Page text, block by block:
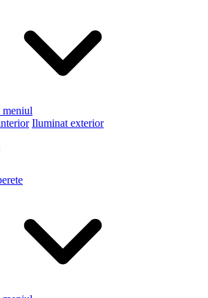
meniul
Iluminat exterior